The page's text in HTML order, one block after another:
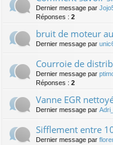
Dernier message par
Réponses : 2
bruit de moteur
Dernier message par
Courroie de
Dernier message par
Réponses : 2
Vanne EGR
Dernier message par
Sifflement entre
Dernier message par